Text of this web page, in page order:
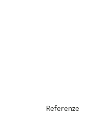
Referenze